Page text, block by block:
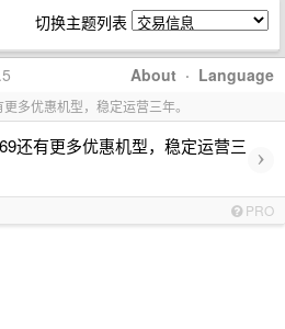
切换主题列表
About · Language
多优惠机型，稳定运营三年。
还有更多优惠机型，稳定运营三 ›
PRO